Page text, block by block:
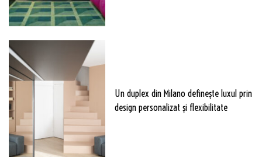
Un duplex din Milano definește luxul prin
design personalizat și flexibilitate